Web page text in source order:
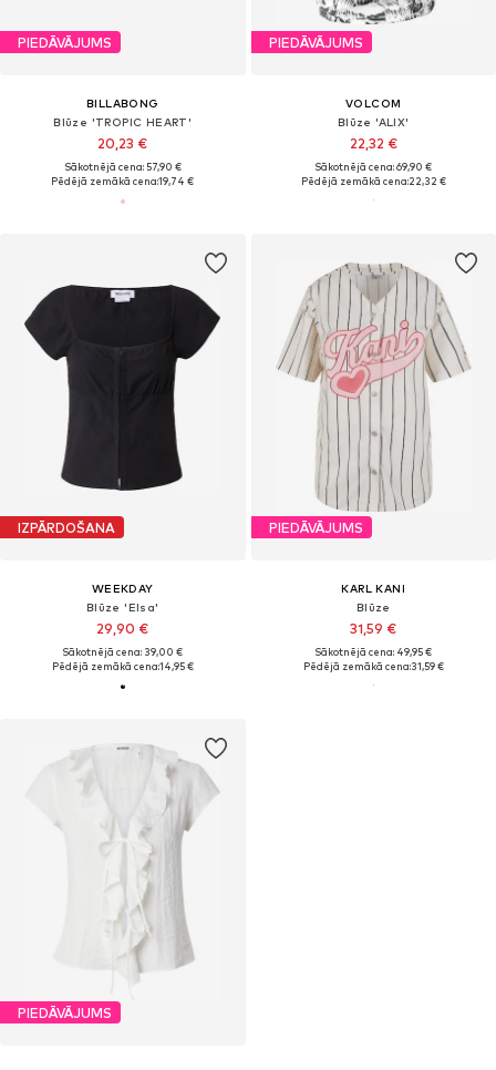
PIEDĀVĀJUMS
BILLABONG
Blūze 'TROPIC HEART'
20,23 €
Sākotnējā cena: 57,90 €
Pēdējā zemākā cena:19,74 €
PIEDĀVĀJUMS
VOLCOM
Blūze 'ALIX'
22,32 €
Sākotnējā cena: 69,90 €
Pēdējā zemākā cena:22,32 €
IZPĀRDOŠANA
WEEKDAY
Blūze 'Elsa'
29,90 €
Sākotnējā cena: 39,00 €
Pēdējā zemākā cena:14,95 €
PIEDĀVĀJUMS
KARL KANI
Blūze
31,59 €
Sākotnējā cena: 49,95 €
Pēdējā zemākā cena:31,59 €
PIEDĀVĀJUMS